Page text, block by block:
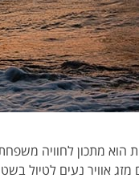
הוא מתכון לחוויה
מזג אוויר נעים לטיול